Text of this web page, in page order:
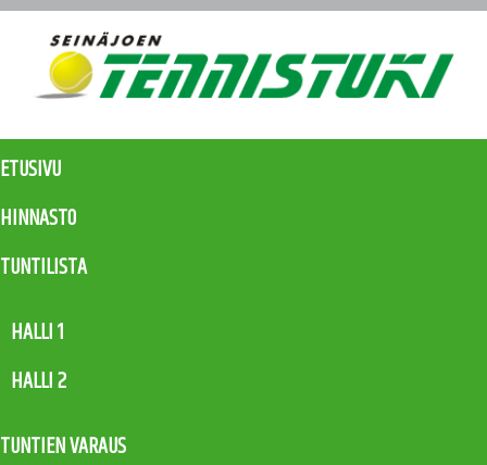
ETUSIVU
HINNASTO
TUNTILISTA
HALLI 1
HALLI 2
TUNTIEN VARAUS